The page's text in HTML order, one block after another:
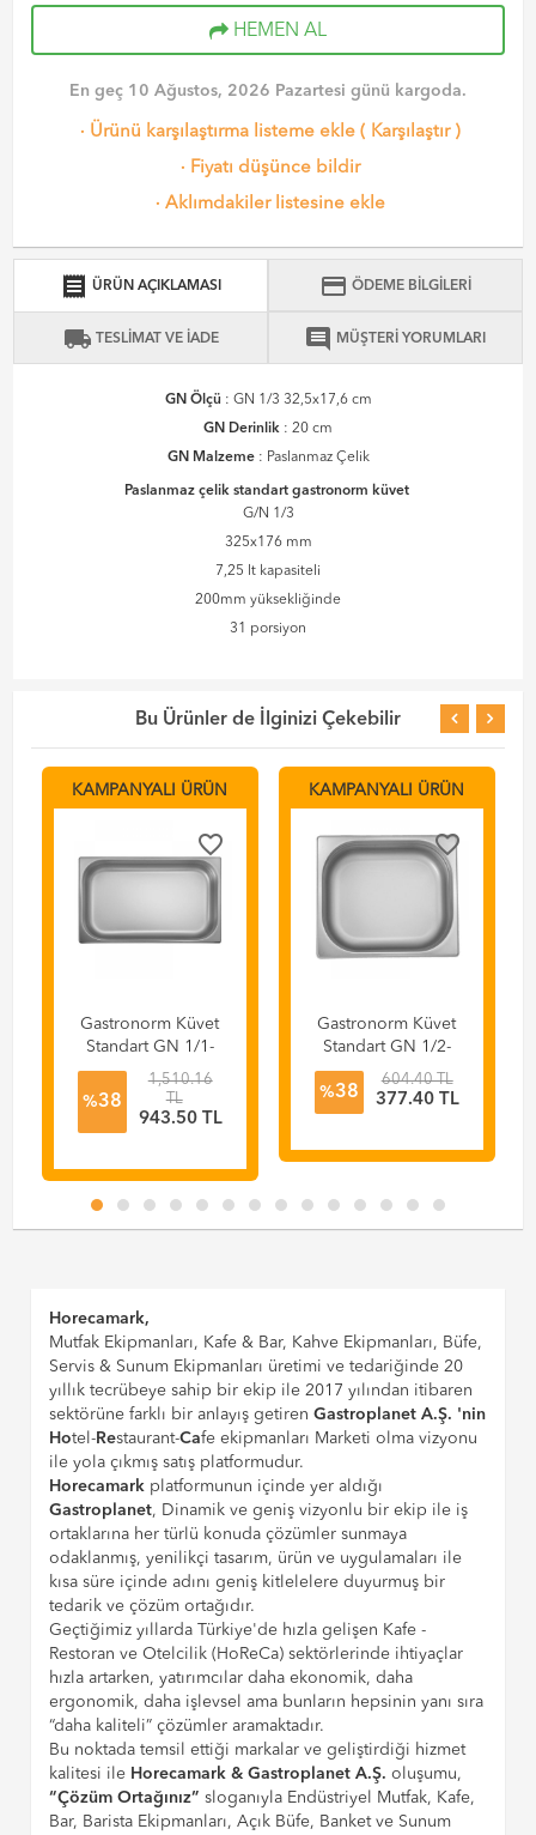
HEMEN AL
En geç 10 Ağustos, 2026 Pazartesi günü kargoda.
· Ürünü karşılaştırma listeme ekle ( Karşılaştır)
· Fiyatı düşünce bildir
· Aklımdakiler listesine ekle
receipt ÜRÜN AÇIKLAMASI credit_card ÖDEME BİLGİLERİ
local_shipping TESLİMAT VE İADE comment MÜŞTERİ YORUMLARI
GN Ölçü : GN 1/3 32,5x17,6 cm
GN Derinlik : 20 cm
GN Malzeme: Paslanmaz Çelik
Paslanmaz çelik standart gastronorm küvet
G/N 1/3
325x176 mm
7,25 lt kapasiteli
200mm yüksekliğinde
31 porsiyon
Bu Ürünler de İlginizi Çekebilir
KAMPANYALI ÜRÜN
favorite_border
Gastronorm Küvet
Standart GN 1/1-
150 , 53x32,5x15
%38
1,510.16
TL
943.50 TL
KAMPANYALI ÜRÜN
favorite_border
Gastronorm Küvet
Standart GN 1/2-
65 , 32,5x26,5x6,5
cm
%38
604.40 TL
377.40 TL
Horecamark,
Mutfak Ekipmanları, Kafe & Bar, Kahve Ekipmanları, Büfe,
Servis & Sunum Ekipmanları üretimi ve tedariğinde 20
yıllık tecrübeye sahip bir ekip ile 2017 yılından itibaren
sektörüne farklı bir anlayış getirenGastroplanet A.Ş. 'nin
Hotel-Restaurant-Cafe ekipmanları Marketi olma vizyonu
ile yola çıkmış satış platformudur.
Horecamark platformunun içinde yer aldığı
Gastroplanet, Dinamik ve geniş vizyonlu bir ekip ile iş
ortaklarına her türlü konuda çözümler sunmaya
odaklanmış, yenilikçi tasarım, ürün ve uygulamaları ile
kısa süre içinde adını geniş kitlelelere duyurmuş bir
tedarik ve çözüm ortağıdır.
Geçtiğimiz yıllarda Türkiye'de hızla gelişen Kafe -
Restoran ve Otelcilik (HoReCa) sektörlerinde ihtiyaçlar
hızla artarken, yatırımcılar daha ekonomik, daha
ergonomik, daha işlevsel ama bunların hepsinin yanı sıra
“daha kaliteli” çözümler aramaktadır.
Bu noktada temsil ettiği markalar ve geliştirdiği hizmet
kalitesi ile Horecamark & Gastroplanet A.Ş. oluşumu,
“Çözüm Ortağınız” sloganıyla Endüstriyel Mutfak, Kafe,
Bar, Barista Ekipmanları, Açık Büfe, Banket ve Sunum